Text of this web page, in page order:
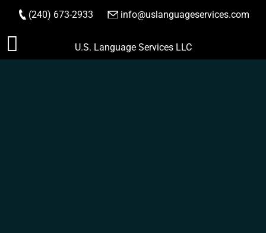
Saltar
(240) 673-2933 info@uslanguageservices.com
HACER PEDIDO
U.S. Language Services LLC